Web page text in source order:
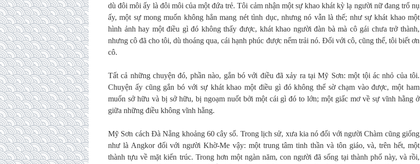
dù đôi môi ấy là đôi môi của một đứa trẻ. Tôi cảm nhận một sự khao khát kỳ lạ người nữ đang trổ nụ
ấy, một sự mong muốn không hẳn mang nét tình dục, nhưng nó vẫn là thế; như sự khát khao một
hình ảnh hay một điều gì đó không thấy được, khát khao người đàn bà mà cô gái chưa trở thành,
nhưng cô đã cho tôi, dù thoáng qua, cái hạnh phúc được nếm trải nó. Đối với cô, cũng thế, tôi biết ơn
cô.
Tất cả những chuyện đó, phần nào, gắn bó với điều đã xảy ra tại Mỹ Sơn: một tội ác nhỏ của tôi.
Chuyện ấy cũng gắn bó với sự khát khao một điều gì đó không thể sờ chạm vào được, một ham
muốn sở hữu và bị sở hữu, bị ngoạm nuốt bởi một cái gì đó to lớn; một giấc mơ về sự vĩnh hằng ở
giữa những điều không vĩnh hằng.
Mỹ Sơn cách Đà Nẵng khoảng 60 cây số. Trong lịch sử, xưa kia nó đối với người Chàm cũng giống
như là Angkor đối với người Khờ-Me vậy: một trung tâm tinh thần và tôn giáo, và, trên hết, một
thành tựu về mặt kiến trúc. Trong hơn một ngàn năm, con người đã sống tại thành phố này, và rồi,